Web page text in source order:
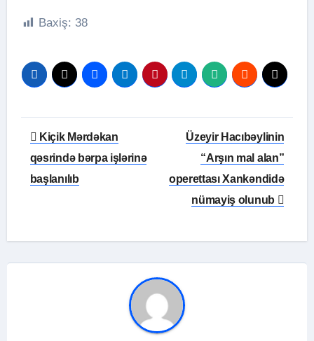
Baxiş: 38
Yazı
naviqasiyası
Kiçik Mərdəkan
qəsrində bərpa işlərinə
başlanılıb
Üzeyir Hacıbəylinin
“Arşın mal alan”
operettası Xankəndidə
nümayiş olunub